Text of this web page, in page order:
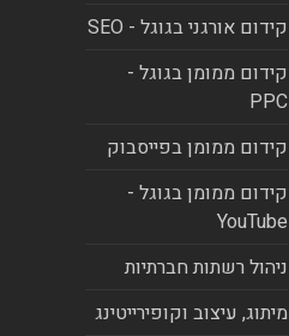
קידום אורגני בגוגל - SEO
קידום ממומן בגוגל -
PPC
קידום ממומן בפייסבוק
קידום ממומן בגוגל -
YouTube
ניהול רשתות חברתיות
מיתוג, עיצוב וקופירייטינג